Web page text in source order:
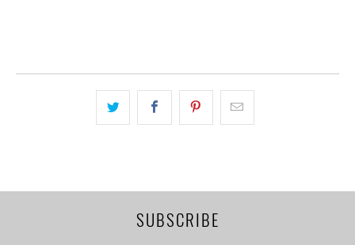
SUBSCRIBE